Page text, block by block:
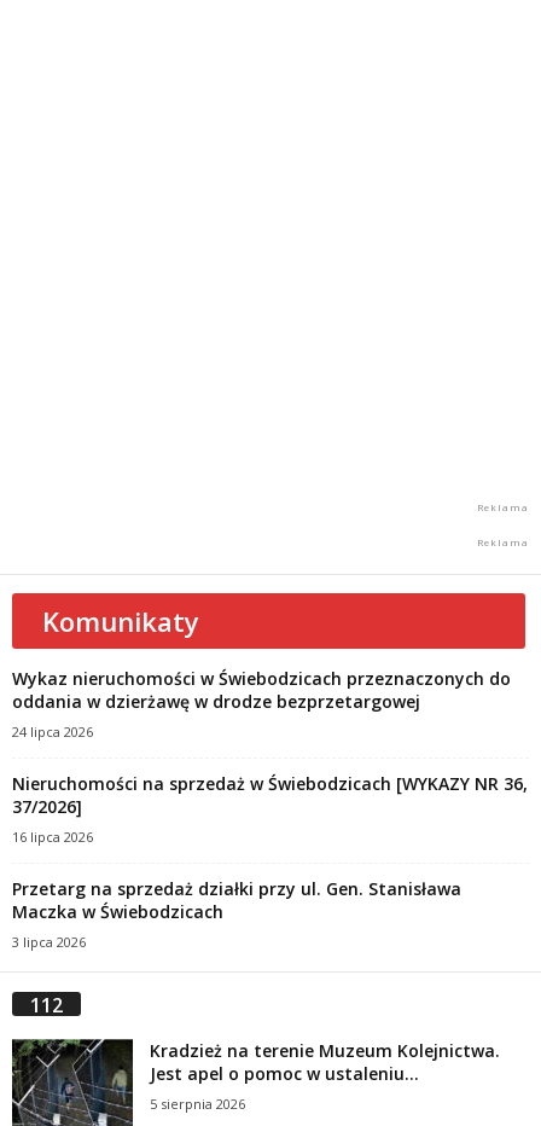
Komunikaty
Wykaz nieruchomości w Świebodzicach przeznaczonych do
oddania w dzierżawę w drodze bezprzetargowej
24 lipca 2026
Nieruchomości na sprzedaż w Świebodzicach [WYKAZY NR 36,
37/2026]
16 lipca 2026
Przetarg na sprzedaż działki przy ul. Gen. Stanisława
Maczka w Świebodzicach
3 lipca 2026
112
Kradzież na terenie Muzeum Kolejnictwa.
Jest apel o pomoc w ustaleniu...
5 sierpnia 2026